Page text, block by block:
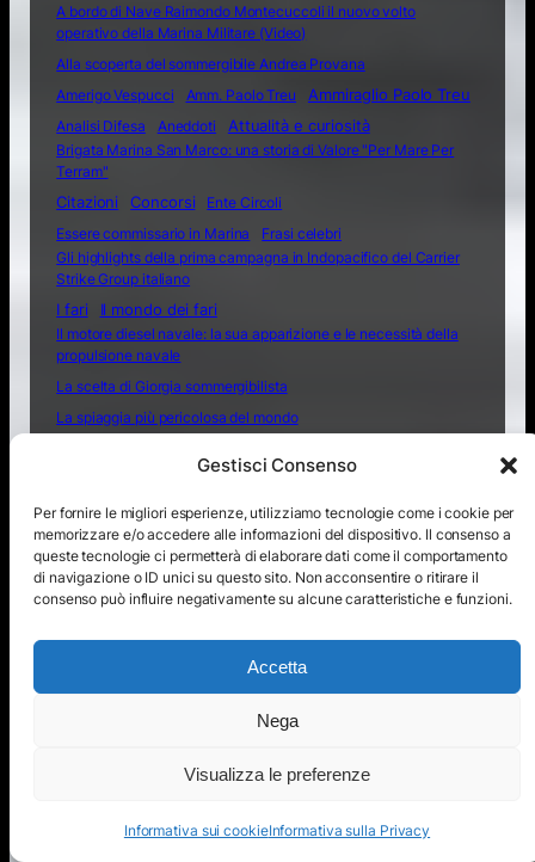
Gestisci Consenso
Per fornire le migliori esperienze, utilizziamo tecnologie come i cookie per
memorizzare e/o accedere alle informazioni del dispositivo. Il consenso a
queste tecnologie ci permetterà di elaborare dati come il comportamento
di navigazione o ID unici su questo sito. Non acconsentire o ritirare il
consenso può influire negativamente su alcune caratteristiche e funzioni.
Accetta
Nega
Visualizza le preferenze
Informativa sui cookieInformativa sulla Privacy
A bordo di Nave Raimondo Montecuccoli il nuovo volto
operativo della Marina Militare (Video)
Alla scoperta del sommergibile Andrea Provana
Amerigo Vespucci
Amm. Paolo Treu
Ammiraglio Paolo Treu
Analisi Difesa
Aneddoti Attualità e curiosità
Brigata Marina San Marco: una storia di Valore "Per Mare Per
Terram"
Citazioni
Concorsi
Ente Circoli
Essere commissario in Marina
Frasi celebri
Gli highlights della prima campagna in Indopacifico del Carrier
Strike Group italiano
I fari
Il mondo dei fari
Il motore diesel navale: la sua apparizione e le necessità della
propulsione navale
La scelta di Giorgia sommergibilista
La spiaggia più pericolosa del mondo
Libri consigliati
Lo sapevate che Medicina di Combattimento
News dalla Marina Militare
news varie dal mare
Ocean4future
Oltre Gli Orizzonti
Paesaggi e luoghi
Poesie del mare
Una vita straordinaria inizia con una scelta: Scuola Sottufficiali
Vangelis – Song Of The Seas
Video di mare